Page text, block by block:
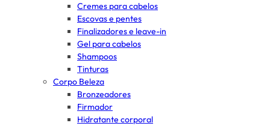
Cremes para cabelos
Escovas e pentes
Finalizadores e leave-in
Gel para cabelos
Shampoos
Tinturas
Corpo Beleza
Bronzeadores
Firmador
Hidratante corporal